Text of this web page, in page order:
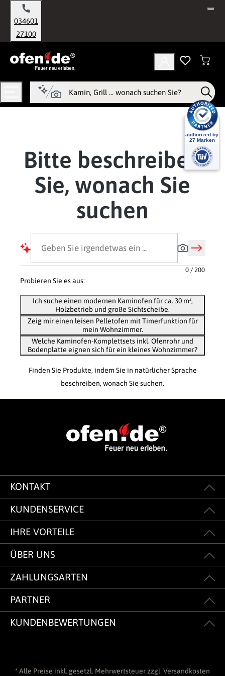
springen
034601
27100
Bitte beschreiben
Sie, wonach Sie
suchen
0 / 200
Probieren Sie es aus:
Ich suche einen modernen Kaminofen für ca. 30 m²,
Holzbetrieb und große Sichtscheibe.
Zeig mir einen leisen Pelletofen mit Timerfunktion für
mein Wohnzimmer.
Welche Kaminofen-Komplettsets inkl. Ofenrohr und
Bodenplatte eignen sich für ein kleines Wohnzimmer?
Finden Sie Produkte, indem Sie in natürlicher Sprache
beschreiben, wonach Sie suchen.
KONTAKT
KUNDENSERVICE
IHRE VORTEILE
ÜBER UNS
ZAHLUNGSARTEN
PARTNER
KUNDENBEWERTUNGEN
* Alle Preise inkl. gesetzl. Mehrwertsteuer zzgl. Versandkosten